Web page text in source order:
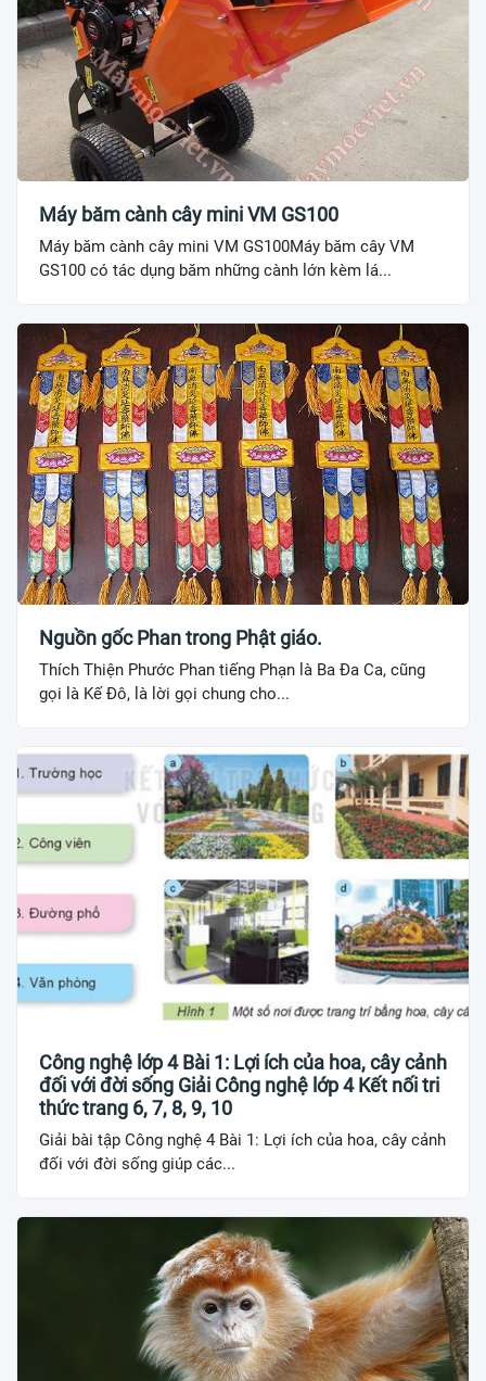
Máy băm cành cây mini VM GS100
Máy băm cành cây mini VM GS100Máy băm cây VM
GS100 có tác dụng băm những cành lớn kèm lá...
Nguồn gốc Phan trong Phật giáo.
Thích Thiện Phước Phan tiếng Phạn là Ba Đa Ca, cũng
gọi là Kế Đô, là lời gọi chung cho...
Công nghệ lớp 4 Bài 1: Lợi ích của hoa, cây cảnh
đối với đời sống Giải Công nghệ lớp 4 Kết nối tri
thức trang 6, 7, 8, 9, 10
Giải bài tập Công nghệ 4 Bài 1: Lợi ích của hoa, cây cảnh
đối với đời sống giúp các...